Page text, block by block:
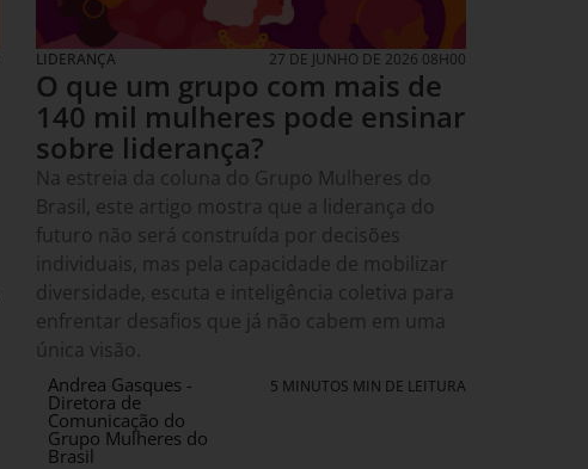
LIDERANÇA 27 DE JUNHO DE 2026 08H00
O que um grupo com mais de
140 mil mulheres pode ensinar
sobre liderança?
Na estreia da coluna do Grupo Mulheres do
Brasil, este artigo mostra que a liderança do
futuro não será construída por decisões
individuais, mas pela capacidade de mobilizar
diversidade, escuta e inteligência coletiva para
enfrentar desafios que já não cabem em uma
única visão.
Andrea Gasques -
Diretora de
Comunicação do
Grupo Mulheres do
Brasil
5 MINUTOS MIN DE LEITURA